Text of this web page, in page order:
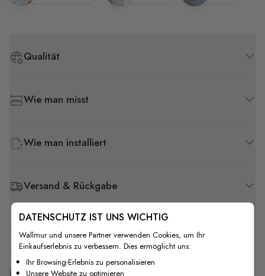
Qualität
Wie man misst
Wie man installiert
Versand & Rückgabe
F.A.Q
Kostenlose Anpassung
DATENSCHUTZ IST UNS WICHTIG
Wallmur und unsere Partner verwenden Cookies, um Ihr
Einkaufserlebnis zu verbessern. Dies ermöglicht uns:
Ihr Browsing-Erlebnis zu personalisieren
Unsere Website zu optimieren